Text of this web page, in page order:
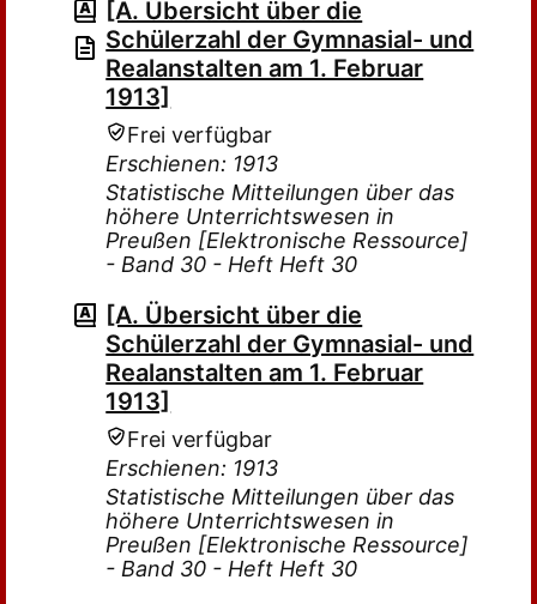
[A. Übersicht über die
Schülerzahl der Gymnasial- und
Realanstalten am 1. Februar
1913]
Frei verfügbar
Erschienen: 1913
Statistische Mitteilungen über das
höhere Unterrichtswesen in
Preußen [Elektronische Ressource]
- Band 30 - Heft Heft 30
[A. Übersicht über die
Schülerzahl der Gymnasial- und
Realanstalten am 1. Februar
1913]
Frei verfügbar
Erschienen: 1913
Statistische Mitteilungen über das
höhere Unterrichtswesen in
Preußen [Elektronische Ressource]
- Band 30 - Heft Heft 30